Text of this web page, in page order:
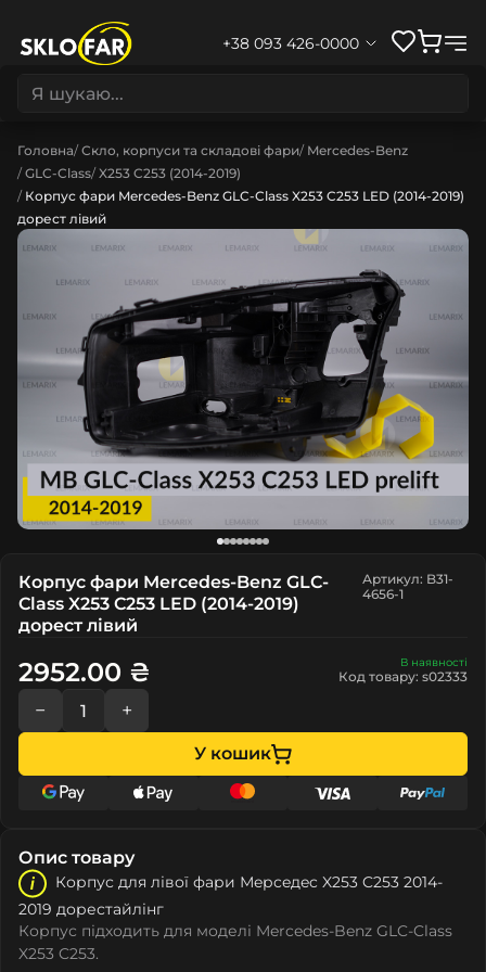
+38 093 426-0000
Головна Скло, корпуси та складові фари Mercedes-Benz
GLC-Class X253 C253 (2014-2019)
Корпус фари Mercedes-Benz GLC-Class X253 C253 LED (2014-2019)
дорест лівий
Корпус фари Mercedes-Benz GLC-
Class X253 C253 LED (2014-2019)
дорест лівий
Артикул: B31-
4656-1
В наявності
Код товару: s02333
2952.00 ₴
− +
У кошик
Опис товару
Корпус для лівої фари Мeрceдec X253 C253 2014-
2019 дорестайлінг
Корпус підходить для моделі Mercedes-Benz GLC-Class
X253 C253.